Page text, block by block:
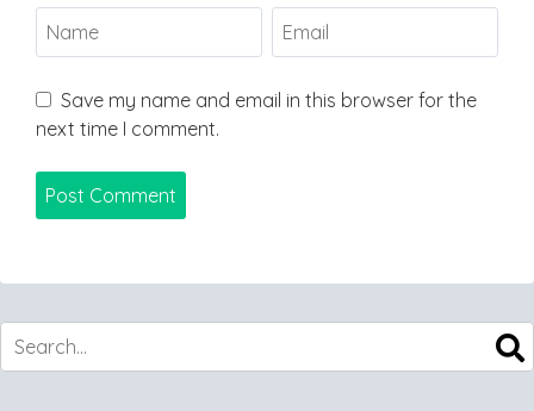
Save my name and email in this browser for the
next time I comment.